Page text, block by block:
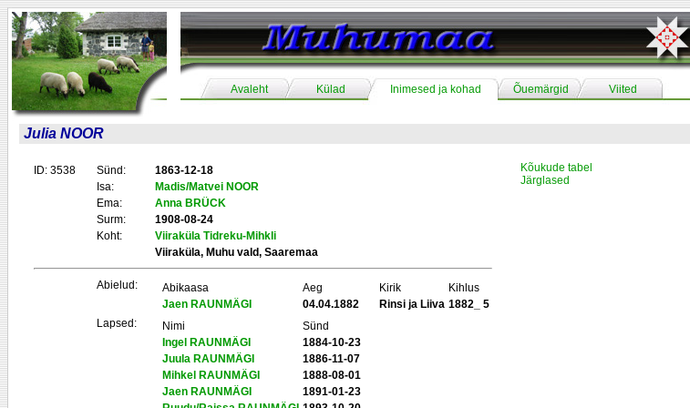
Avaleht Külad Inimesed ja kohad Õuemärgid Viited
Julia NOOR
ID: 3538 Sünd:
1863-12-18
Isa:
Madis/Matvei NOOR
Ema:
Anna BRÜCK
Surm:
1908-08-24
Koht:
Viiraküla Tidreku-Mihkli
Viiraküla, Muhu vald, Saaremaa
Abielud: Abikaasa Aeg Kirik
Kihlus
Jaen RAUNMÄGI
04.04.1882 Rinsi ja Liiva 1882_ 5
Lapsed:
Nimi
Sünd
Ingel RAUNMÄGI
1884-10-23
Juula RAUNMÄGI
1886-11-07
Mihkel RAUNMÄGI
1888-08-01
Jaen RAUNMÄGI
1891-01-23
Kõukude tabel
Järglased